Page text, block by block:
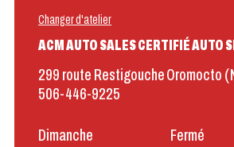
Changer d'atelier
ACM AUTO SALES CERTIFIÉ AUTO
299 route RestigoucheOromocto
506-446-9225
Dimanche
Fermé